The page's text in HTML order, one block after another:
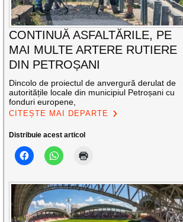
CONTINUĂ ASFALTĂRILE, PE
MAI MULTE ARTERE RUTIERE
DIN PETROȘANI
Dincolo de proiectul de anvergură derulat de
autoritățile locale din municipiul Petroșani cu
fonduri europene,
CITEȘTE MAI DEPARTE
Distribuie acest articol